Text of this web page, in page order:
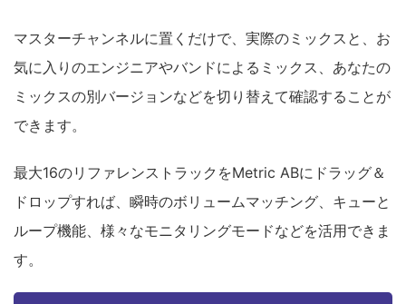
マスターチャンネルに置くだけで、実際のミックスと、お
気に入りのエンジニアやバンドによるミックス、あなたの
ミックスの別バージョンなどを切り替えて確認することが
できます。
最大16のリファレンストラックをMetric ABにドラッグ＆
ドロップすれば、瞬時のボリュームマッチング、キューと
ループ機能、様々なモニタリングモードなどを活用できま
す。